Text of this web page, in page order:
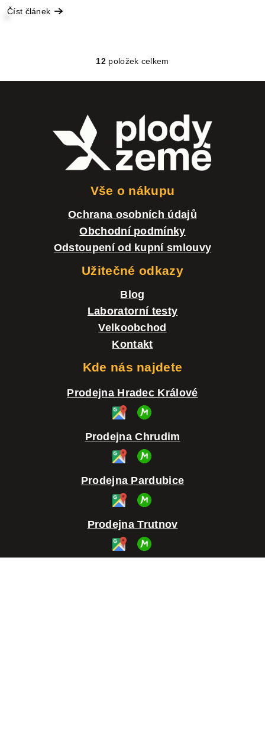
Číst článek
O
á
d
a
c
í
p
r
v
y
v
ý
p
s
u
12položek celkem
Vše o nákupu
Ochrana osobních údajů
Obchodní podmínky
Odstoupení od kupní smlouvy
Užitečné odkazy
Blog
Laboratorní testy
Velkoobchod
Kontakt
Kde nás najdete
Prodejna Hradec Králové
Prodejna Chrudim
Prodejna Pardubice
Prodejna Trutnov